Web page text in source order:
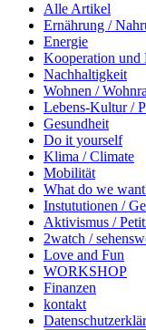
Alle Artikel
Ernährung /
Energie
Kooperation und
Nachhaltigkeit
Wohnen /
Lebens-Kultur /
Gesundheit
Do it yourself
Klima / Climate
Mobilität
What do we
Instututionen /
Aktivismus /
2watch /
Love and Fun
WORKSHOP
Finanzen
kontakt